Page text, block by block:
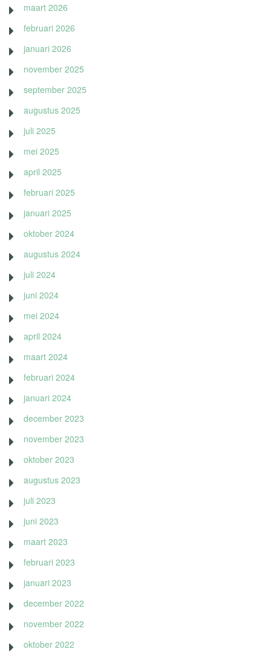
maart 2026
februari 2026
januari 2026
november 2025
september 2025
augustus 2025
juli 2025
mei 2025
april 2025
februari 2025
januari 2025
oktober 2024
augustus 2024
juli 2024
juni 2024
mei 2024
april 2024
maart 2024
februari 2024
januari 2024
december 2023
november 2023
oktober 2023
augustus 2023
juli 2023
juni 2023
maart 2023
februari 2023
januari 2023
december 2022
november 2022
oktober 2022